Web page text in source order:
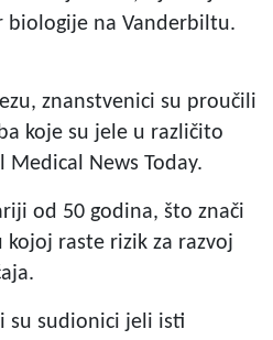
biologije na Vanderbiltu.
znanstvenici su proučili
koje su jele u različito
News Today.
od 50 godina, što znači
raste rizik za razvoj
su sudionici jeli isti